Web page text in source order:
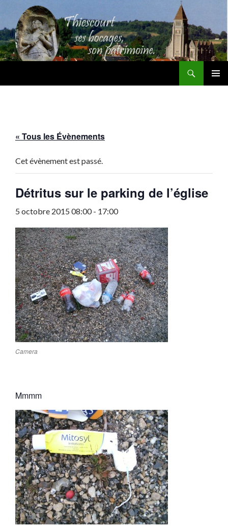
« Tous les Évènements
Cet évènement est passé.
Détritus sur le parking de l’église
5 octobre 2015 08:00- 17:00
Camera
Mmmm